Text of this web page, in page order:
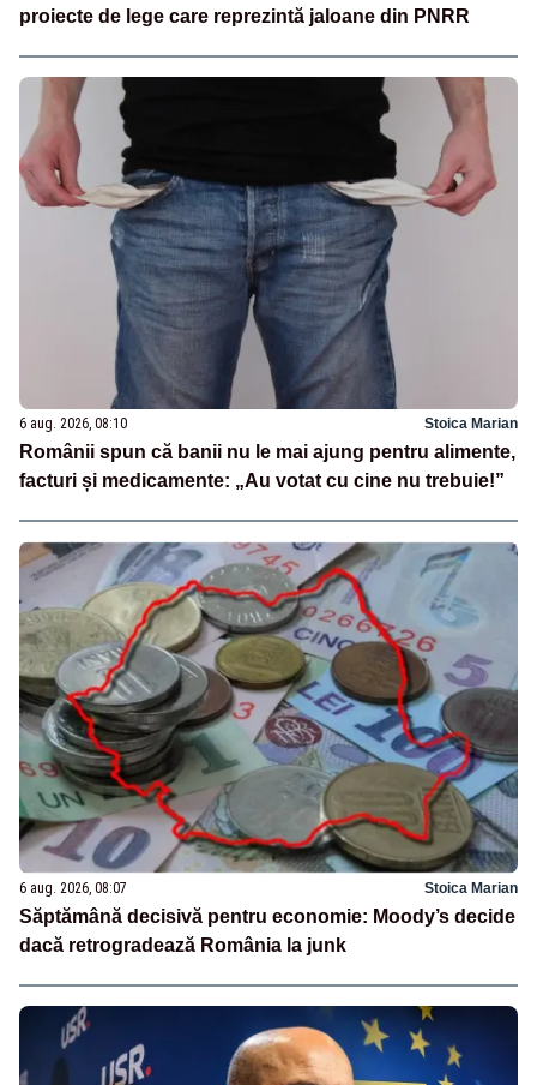
proiecte de lege care reprezintă jaloane din PNRR
6 aug. 2026, 08:10 Stoica Marian
Românii spun că banii nu le mai ajung pentru alimente,
facturi și medicamente: „Au votat cu cine nu trebuie!”
6 aug. 2026, 08:07 Stoica Marian
Săptămână decisivă pentru economie: Moody’s decide
dacă retrogradează România la junk